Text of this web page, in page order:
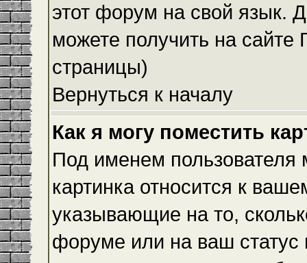
этот форум на свой язык.
можете получить на сайте
страницы)
Вернуться к началу
Как я могу поместить
Под именем пользователя
картинка относится к
указывающие на то,
форуме или на ваш